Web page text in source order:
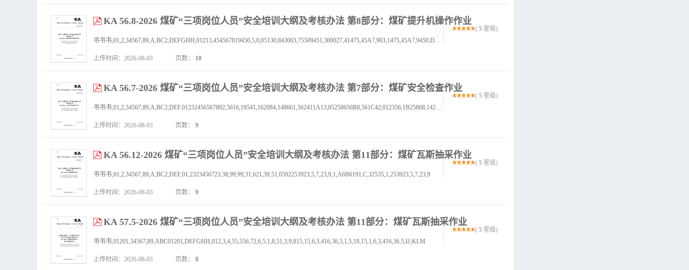
KA 56.8-2026 煤矿“三项岗位人员”安全培训大纲及考核办法 第8部分：煤矿提升机操作作业
书书书,01,2,34567,89,A,BC2,DEFGHH,01213,454567819450,5,0,05130,843003,75509451,300027,41475,45A7,903,1475,45A7,9450,D,D,IJ
上传时间：2026-08-03 页数： 10
( 5 星级)
KA 56.7-2026 煤矿“三项岗位人员”安全培训大纲及考核办法 第7部分：煤矿安全检查作业
书书书,01,2,34567,89,A,BC2,DEF,01232456567892,5616,19541,162084,148661,562411A13,85258656B8,561C42,012356,1B25868,14258656B
上传时间：2026-08-03 页数： 9
( 5 星级)
KA 56.12-2026 煤矿“三项岗位人员”安全培训大纲及考核办法 第11部分：煤矿瓦斯抽采作业
书书书,01,2,34567,89,A,BC2,DEF,01,2323456723,38,99,99,31,621,39,51,0592253923,5,7,23,9,1,A6B6191,C,32535,1,253923,5,7,23,9
上传时间：2026-08-03 页数： 9
( 5 星级)
KA 57.5-2026 煤矿“三项岗位人员”安全培训大纲及考核办法 第11部分：煤矿瓦斯抽采作业
书书书,01201,34567,89,ABC01201,DEFGHH,012,3,4,55,556,72,6,5,1,8,51,3,9,815,15,6,3,416,36,5,1,5,18,15,1,6,3,416,36,5,IJ,KLM
上传时间：2026-08-03 页数： 8
( 5 星级)